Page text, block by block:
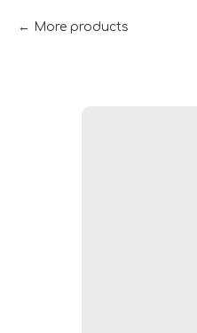
More products